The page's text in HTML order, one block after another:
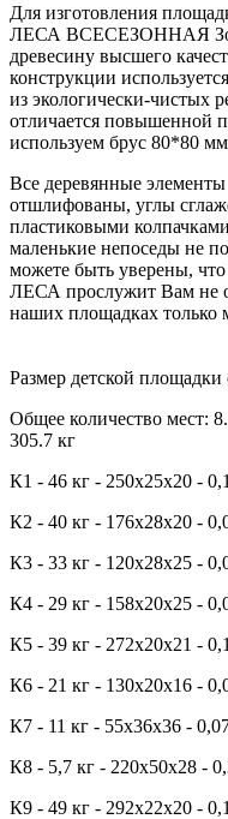
Для изготовления
ЛЕСА ВСЕСЕЗОННАЯ
древесину высшего
конструкции
из экологически-чистых
отличается повышенной
используем брус 80*80
Все деревянные
отшлифованы, углы
пластиковыми
маленькие непоседы не
можете быть уверены,
ЛЕСА прослужит Вам не
наших площадках только
Размер детской
Общее количество мест:
305.7 кг
К1 - 46 кг - 250х25х20 -
К2 - 40 кг - 176х28х20 -
К3 - 33 кг - 120х28х25 -
К4 - 29 кг - 158х20х25 -
К5 - 39 кг - 272х20х21 -
К6 - 21 кг - 130х20х16 -
К7 - 11 кг - 55х36х36 -
К8 - 5,7 кг - 220х50х28 -
К9 - 49 кг - 292х22х20 -